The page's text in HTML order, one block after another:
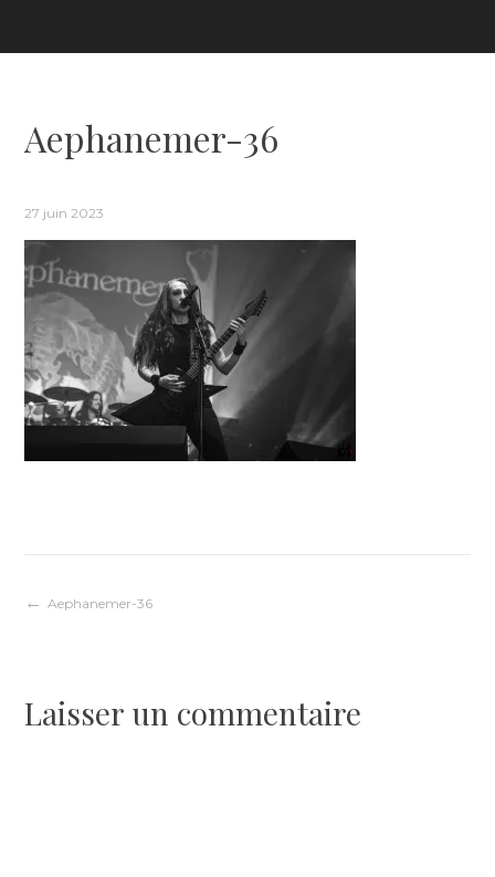
Aephanemer-36
27 juin 2023
Navigation
l’article
Aephanemer-36
Laisser un commentaire